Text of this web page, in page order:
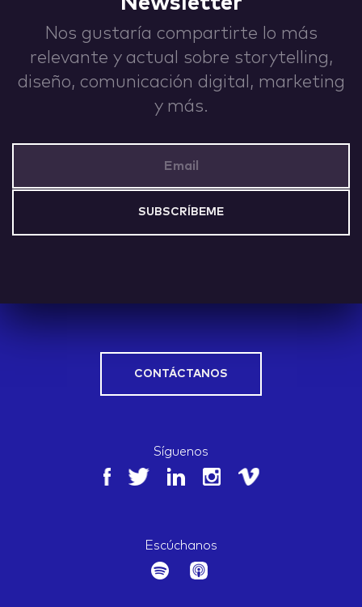
Nos gustaría compartirte lo más
relevante y actual sobre storytelling,
diseño, comunicación digital, marketing
y más.
CONTÁCTANOS
Síguenos
Escúchanos
ABOUT